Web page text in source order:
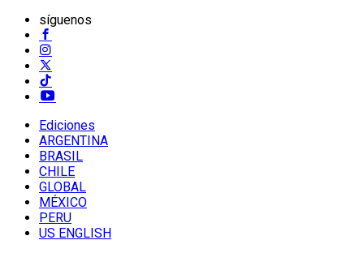
síguenos
Ediciones
ARGENTINA
BRASIL
CHILE
GLOBAL
MÉXICO
PERU
US ENGLISH